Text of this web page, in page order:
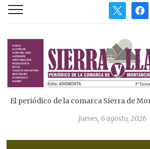
El periódico de la comarca Sierra de
jueves, 6 agosto, 2026